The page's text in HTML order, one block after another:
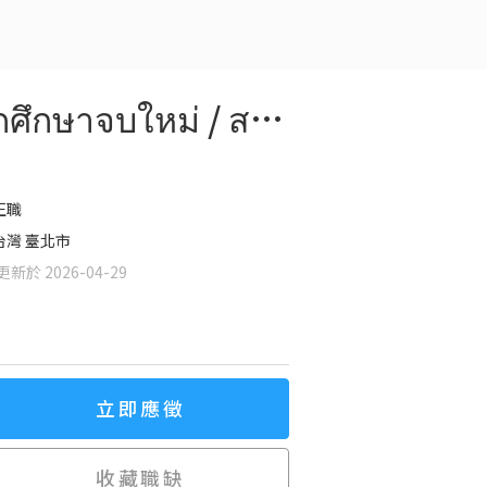
(FT) Business Management Associate (สำหรับนักศึกษาจบใหม่ / สาย AI & Business Development)
職
灣 臺北市
新於 2026-04-29
立即應徵
收藏職缺